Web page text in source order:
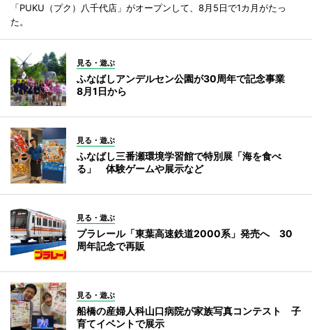
「PUKU（プク）八千代店」がオープンして、8月5日で1カ月がたっ
た。
見る・遊ぶ
ふなばしアンデルセン公園が30周年で記念事業
8月1日から
見る・遊ぶ
ふなばし三番瀬環境学習館で特別展「海を食べ
る」 体験ゲームや展示など
見る・遊ぶ
プラレール「東葉高速鉄道2000系」発売へ 30
周年記念で再販
見る・遊ぶ
船橋の産婦人科山口病院が家族写真コンテスト 子
育てイベントで展示